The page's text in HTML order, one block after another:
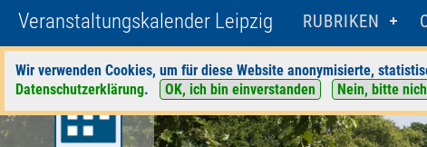
Veranstaltungskalender Leipzig RUBRIKEN
Wir verwenden Cookies, um für diese Website anonymisierte,
Datenschutzerklärung. OK, ich bin einverstanden Nein, bitte